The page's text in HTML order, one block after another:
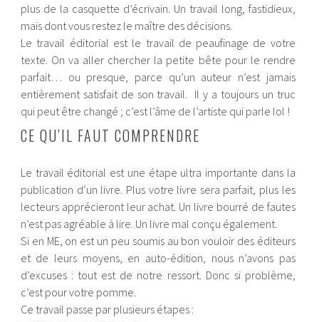
plus de la casquette d’écrivain. Un travail long, fastidieux,
mais dont vous restez le maître des décisions.
Le travail éditorial est le travail de peaufinage de votre
texte. On va aller chercher la petite bête pour le rendre
parfait… ou presque, parce qu’un auteur n’est jamais
entièrement satisfait de son travail. Il y a toujours un truc
qui peut être changé ; c’est l’âme de l’artiste qui parle lol !
CE QU’IL FAUT COMPRENDRE
Le travail éditorial est une étape ultra importante dans la
publication d’un livre. Plus votre livre sera parfait, plus les
lecteurs apprécieront leur achat. Un livre bourré de fautes
n’est pas agréable à lire. Un livre mal conçu également.
Si en ME, on est un peu soumis au bon vouloir des éditeurs
et de leurs moyens, en auto-édition, nous n’avons pas
d’excuses : tout est de notre ressort. Donc si problème,
c’est pour votre pomme.
Ce travail passe par plusieurs étapes :